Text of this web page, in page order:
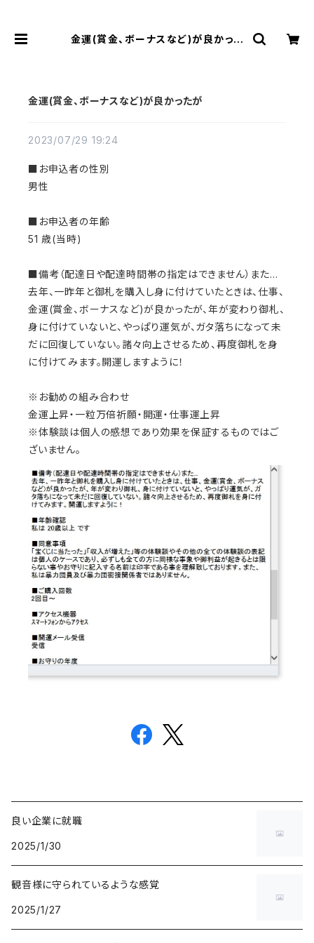
金運(賞金、ボーナスなど)が良かった
金運(賞金、ボーナスなど)が良かったが
2023/07/29 19:24
■お申込者の性別
男性
■お申込者の年齢
51 歳(当時)
■備考（配達日や配達時間帯の指定はできません）また...
去年、一昨年と御札を購入し身に付けていたときは、仕事、
金運(賞金、ボーナスなど)が良かったが、年が変わり御札、
身に付けていないと、やっぱり運気が、ガタ落ちになって未
だに回復していない。諸々向上させるため、再度御札を身
に付けてみます。開運しますように！
※お勧めの組み合わせ
金運上昇・一粒万倍祈願・開運・仕事運上昇
※体験談は個人の感想であり効果を保証するものではご
ざいません。
良い企業に就職
2025/1/30
観音様に守られているような感覚
2025/1/27